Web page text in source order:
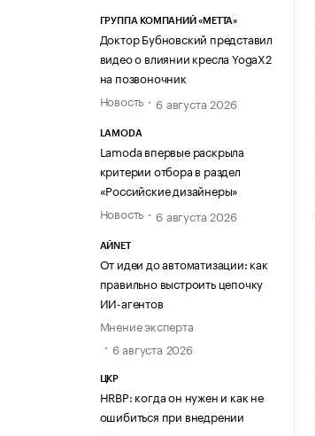
ГРУППА КОМПАНИЙ «МЕТТА»
Доктор Бубновский представил
видео о влиянии кресла YogaX2
на позвоночник
Новость
6 августа 2026
LAMODA
Lamoda впервые раскрыла
критерии отбора в раздел
«Российские дизайнеры»
Новость
6 августа 2026
АЙNET
От идеи до автоматизации: как
правильно выстроить цепочку
ИИ-агентов
Мнение эксперта
6 августа 2026
ЦКР
HRBP: когда он нужен и как не
ошибиться при внедрении